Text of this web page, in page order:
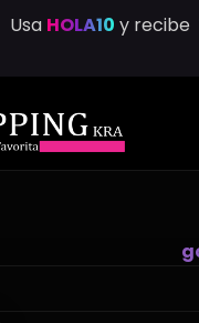
Usa HOLA10 y recibe